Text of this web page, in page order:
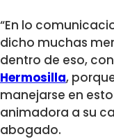
“En lo
dicho muchas
dentro de eso,
Hermosilla,
manejarse en
animadora a su
abogado.